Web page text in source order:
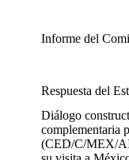
Informe del
Respuesta del
Diálogo
complementaria
(CED/C/MEX/